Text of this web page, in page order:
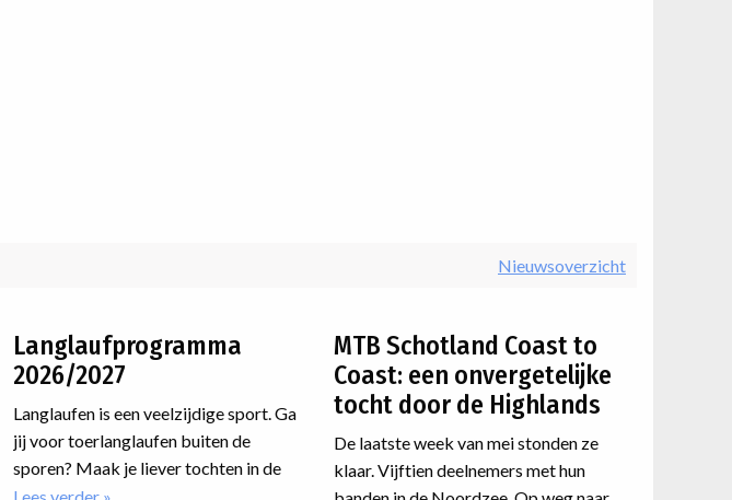
Nieuwsoverzicht
Langlaufprogramma
2026/2027
Langlaufen is een veelzijdige sport. Ga
jij voor toerlanglaufen buiten de
sporen? Maak je liever tochten in de
loipe? Wil je jouw techniek verbeteren
MTB Schotland Coast to
Coast: een onvergetelijke
tocht door de Highlands
De laatste week van mei stonden ze
klaar. Vijftien deelnemers met hun